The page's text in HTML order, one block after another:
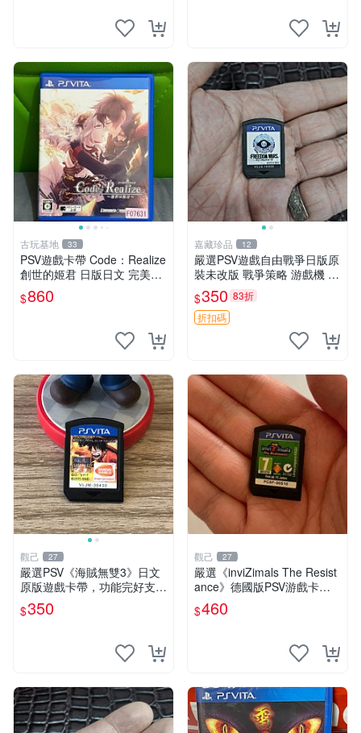
古玩基地 33
PSV遊戲卡帶 Code：Realize
創世的姬君 日版日文 完美實
用成色 游戲經典難得 遊玩無
障 使用痕跡清晰 展現真實面
$860
嘉藏珍品 12
嚴選PSV遊戲自由戰爭日版原
裝未改版 戰爭策略 游戲機 遊
玩好物
$350 83折
折扣碼
觀己 27
嚴選PSV《海賊無雙3》日文
原版遊戲卡帶，功能完好支持
主機 海賊無雙3 卡帶 PSV 主
機 遊戲卡帶
$350
觀己 27
嚴選《inviZimals The Resist
ance》德國版PSV游戲卡
帶，12歲以上推薦，卡帶狀
態優良，無顯著損傷，實測性
$460